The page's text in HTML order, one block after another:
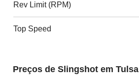
Rev Limit (RPM)
Top Speed
Preços de Slingshot em Tulsa